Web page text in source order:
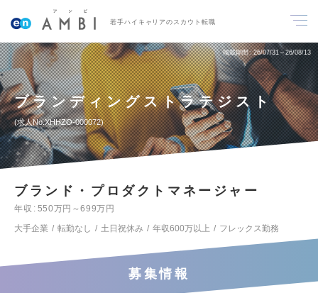
若手ハイキャリアのスカウト転職
掲載期間 26/07/31～26/08/13
ブランディングストラテジスト
求人No.XHHZO-000072
ブランド・プロダクトマネージャー
年収
550万円～699万円
大手企業
転勤なし 土日祝休み 年収600万以上 フレックス勤務
募集情報